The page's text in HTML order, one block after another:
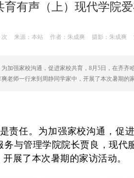
育有声（上）现代学院
次 来源：本站 作者：朱成爽 摄影：朱成爽
加强家校沟通，促进家校共育，8月5日，在齐齐
老师一行来到周静同学家中，开展了本次暑期
责任。为加强家校沟通，促进
与管理学院院长贾良，现代
展了本次暑期的家访活动。